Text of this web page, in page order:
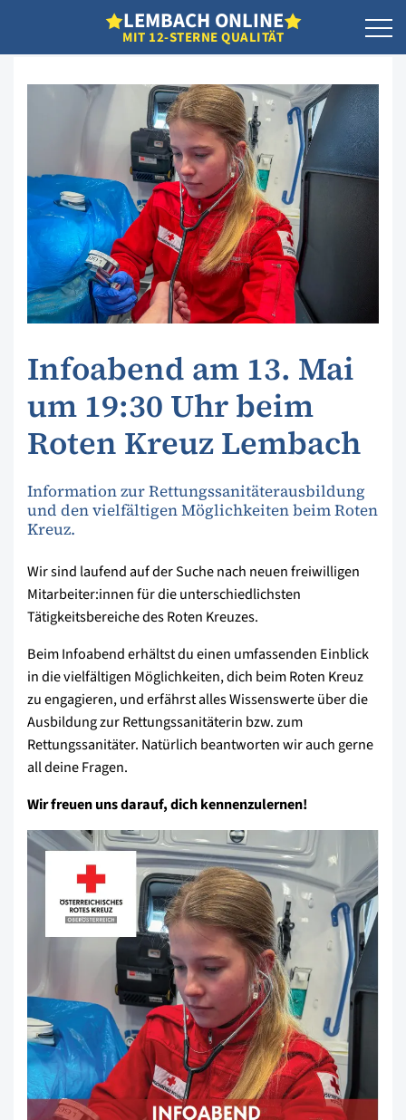
LEMBACH ONLINE
MIT 12-STERNE QUALITÄT
Infoabend am 13. Mai
um 19:30 Uhr beim
Roten Kreuz Lembach
Information zur Rettungssanitäterausbildung
und den vielfältigen Möglichkeiten beim Roten
Kreuz.
Wir sind laufend auf der Suche nach neuen freiwilligen
Mitarbeiter:innen für die unterschiedlichsten
Tätigkeitsbereiche des Roten Kreuzes.
Beim Infoabend erhältst du einen umfassenden Einblick
in die vielfältigen Möglichkeiten, dich beim Roten Kreuz
zu engagieren, und erfährst alles Wissenswerte über die
Ausbildung zur Rettungssanitäterin bzw. zum
Rettungssanitäter. Natürlich beantworten wir auch gerne
all deine Fragen.
Wir freuen uns darauf, dich kennenzulernen!